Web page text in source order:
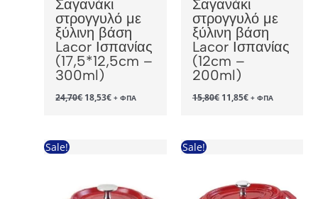
Σαγανάκι
στρογγυλό με
ξύλινη βάση
Lacor Ισπανίας
(17,5*12,5cm –
300ml)
24,70€ Original
price
18,53€Η+ ΦΠΑ
Σαγανάκι
στρογγυλό με
ξύλινη βάση
Lacor Ισπανίας
(12cm –
200ml)
15,80€ Original
price
11,85€Η+ ΦΠΑ
Sale! Sale!